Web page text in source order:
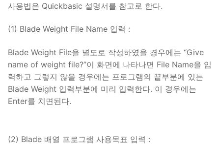
사용법은 Quickbasic 설명서를 참고로 한다.
(1) Blade Weight File Name 입력 :
Blade Weight File을 별도로 작성하였을 경우에는 “Give
name of weight file?”이 화면에 나타나면 File Name을 입
력하고 그렇지 않을 경우에는 프로그램의 끝부분에 있는
Blade Weight 입력부분에 미리 입력한다. 이 경우에는
Enter를 치면된다.
(2) Blade 배열 프로그램 사용목표 입력 :